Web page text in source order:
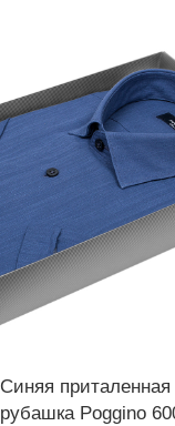
Синяя
рубашка Poggino